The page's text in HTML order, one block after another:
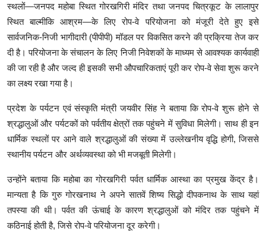
स्थलों—जनपद महोबा स्थित गोरखगिरी मंदिर तथा जनपद चित्रकूट के लालापुर
स्थित बाल्मीकि आश्रम—के लिए रोप-वे परियोजना को मंजूरी देते हुए इसे
सार्वजनिक-निजी भागीदारी (पीपीपी) मॉडल पर विकसित करने की प्रक्रिया तेज कर
दी है। परियोजना के संचालन के लिए निजी निवेशकों के माध्यम से आवश्यक कार्यवाही
की जा रही है और जल्द ही इसकी सभी औपचारिकताएं पूरी कर रोप-वे सेवा शुरू करने
का लक्ष्य रखा गया है।
प्रदेश के पर्यटन एवं संस्कृति मंत्री जयवीर सिंह ने बताया कि रोप-वे शुरू होने से
श्रद्धालुओं और पर्यटकों को पर्वतीय क्षेत्रों तक पहुंचने में सुविधा मिलेगी। साथ ही इन
धार्मिक स्थलों पर आने वाले श्रद्धालुओं की संख्या में उल्लेखनीय वृद्धि होगी, जिससे
स्थानीय पर्यटन और अर्थव्यवस्था को भी मजबूती मिलेगी।
उन्होंने बताया कि महोबा का गोरखगिरी पर्वत धार्मिक आस्था का प्रमुख केंद्र है।
मान्यता है कि गुरु गोरखनाथ ने अपने सातवें शिष्य सिद्धो दीपकनाथ के साथ यहां
तपस्या की थी। पर्वत की ऊंचाई के कारण श्रद्धालुओं को मंदिर तक पहुंचने में
कठिनाई होती है, जिसे रोप-वे परियोजना दूर करेगी।